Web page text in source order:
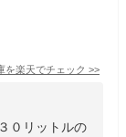
を楽天でチェック >>
０リットルの